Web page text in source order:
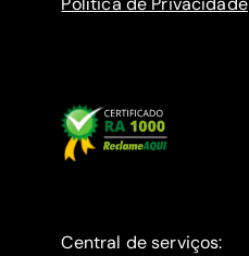
Central de serviços: